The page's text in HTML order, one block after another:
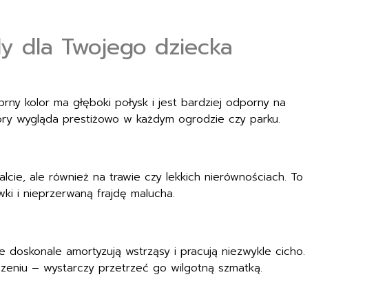
dla Twojego dziecka
kolor ma głęboki połysk i jest bardziej odporny na
wygląda prestiżowo w każdym ogrodzie czy parku.
ale również na trawie czy lekkich nierównościach. To
i nieprzerwaną frajdę malucha.
doskonale amortyzują wstrząsy i pracują niezwykle cicho.
– wystarczy przetrzeć go wilgotną szmatką.